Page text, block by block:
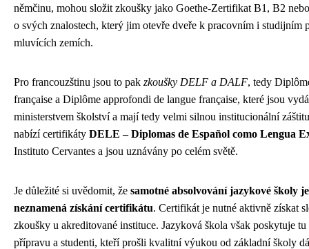
němčinu, mohou složit zkoušky jako Goethe-Zertifikat B1, B2
o svých znalostech, který jim otevře dveře k pracovním i studijním
mluvících zemích.
Pro francouzštinu jsou to pak zkoušky DELF a DALF, tedy
française a Diplôme approfondi de langue française, které jsou
ministerstvem školství a mají tedy velmi silnou institucionální
nabízí certifikáty DELE – Diplomas de Español como Lengua
Instituto Cervantes a jsou uznávány po celém světě.
Je důležité si uvědomit, že samotné absolvování jazykové školy
neznamená získání certifikátu. Certifikát je nutné aktivně získat
zkoušky u akreditované instituce. Jazyková škola však poskytuje
přípravu a studenti, kteří prošli kvalitní výukou od základní školy